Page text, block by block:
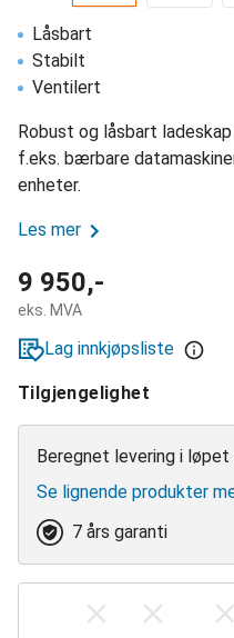
Låsbart
Stabilt
Ventilert
Robust og låsbart
f.eks. bærbare
enheter.
Les mer
9 950,-
eks. MVA
Lag innkjøpsliste
Tilgjengelighet
Beregnet levering i løpet
Se lignende produkter
7 års garanti